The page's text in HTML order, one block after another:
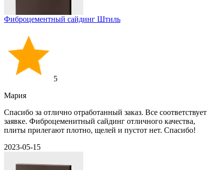
Фиброцементный сайдинг Штиль
5
Мария
Спасибо за отлично отработанный заказ. Все соответствует
заявке. Фиброцеменитный сайдинг отличного качества,
плиты прилегают плотно, щелей и пустот нет. Спасибо!
2023-05-15